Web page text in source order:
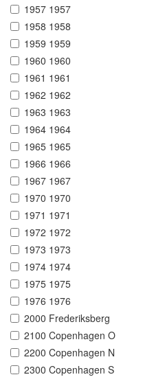
1957 1957
1958 1958
1959 1959
1960 1960
1961 1961
1962 1962
1963 1963
1964 1964
1965 1965
1966 1966
1967 1967
1970 1970
1971 1971
1972 1972
1973 1973
1974 1974
1975 1975
1976 1976
2000 Frederiksberg
2100 Copenhagen O
2200 Copenhagen N
2300 Copenhagen S